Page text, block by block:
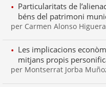
Particularitats de
béns del patrimoni
per Carmen Alonso Higuera
Les implicacions
mitjans propis
per Montserrat Jorba